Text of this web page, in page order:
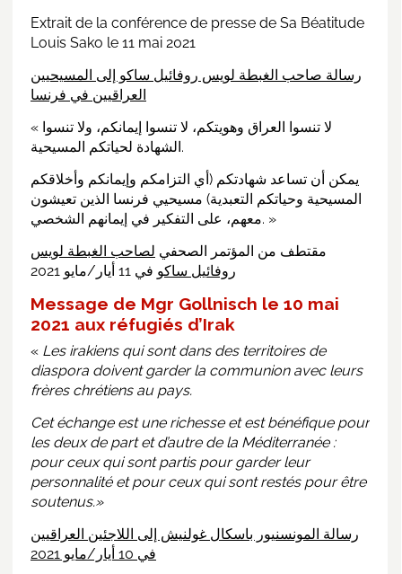
Extrait de la conférence de presse de Sa Béatitude
Louis Sako le 11 mai 2021
رسالة صاحب الغبطة لويس روفائيل ساكو إلى المسيحيين
العراقيين في فرنسا
« لا تنسوا العراق وهويتكم، لا تنسوا إيمانكم، ولا تنسوا
الشهادة لحياتكم المسيحية.
يمكن أن تساعد شهادتكم (أي التزامكم وإيمانكم وأخلاقكم
المسيحية وحياتكم التعبدية) مسيحيي فرنسا الذين تعيشون
معهم، على التفكير في إيمانهم الشخصي. »
مقتطف من المؤتمر الصحفي لصاحب الغبطة لويس
روفائيل ساكو في 11 أيار/مايو 2021
Message de Mgr Gollnisch le 10 mai
2021 aux réfugiés d’Irak
« Les irakiens qui sont dans des territoires de
diaspora doivent garder la communion avec leurs
frères chrétiens au pays.
Cet échange est une richesse et est bénéfique pour
les deux de part et d’autre de la Méditerranée :
pour ceux qui sont partis pour garder leur
personnalité et pour ceux qui sont restés pour être
soutenus.»
رسالة المونسنيور باسكال غولنيش إلى اللاجئين العراقيين
في 10 أيار/مايو
2021